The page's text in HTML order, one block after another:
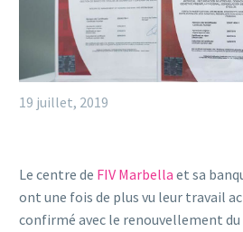
19 juillet, 2019
Le centre de FIV Marbella et sa
ont ​​une fois de plus vu leur travail
confirmé avec le renouvellement